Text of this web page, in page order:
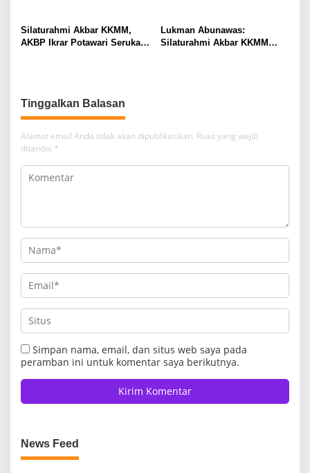
Silaturahmi Akbar KKMM,
AKBP Ikrar Potawari Serukan
Lukman Abunawas:
Silaturahmi Akbar KKMM
Tinggalkan Balasan
Alamat email Anda tidak akan dipublikasikan. Ruas yang wajib
ditandai *
Simpan nama, email, dan situs web saya pada
peramban ini untuk komentar saya berikutnya.
News Feed